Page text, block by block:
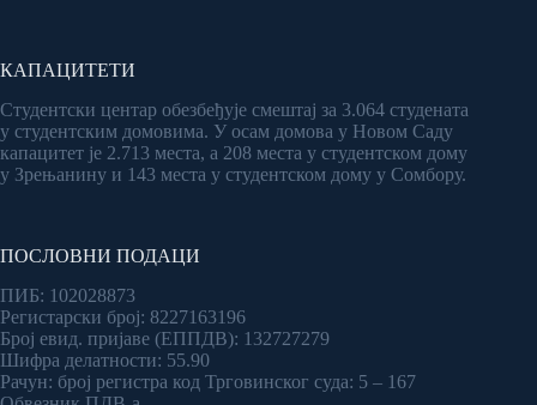
КАПАЦИТЕТИ
Студентски центар обезбеђује смештај за 3.064 студената
у студентским домовима. У осам домова у Новом Саду
капацитет је 2.713 места, а 208 места у студентском дому
у Зрењанину и 143 места у студентском дому у Сомбору.
ПОСЛОВНИ ПОДАЦИ
ПИБ: 102028873
Регистарски број: 8227163196
Број евид. пријаве (ЕППДВ): 132727279
Шифра делатности: 55.90
Рачун: број регистра код Трговинског суда: 5 – 167